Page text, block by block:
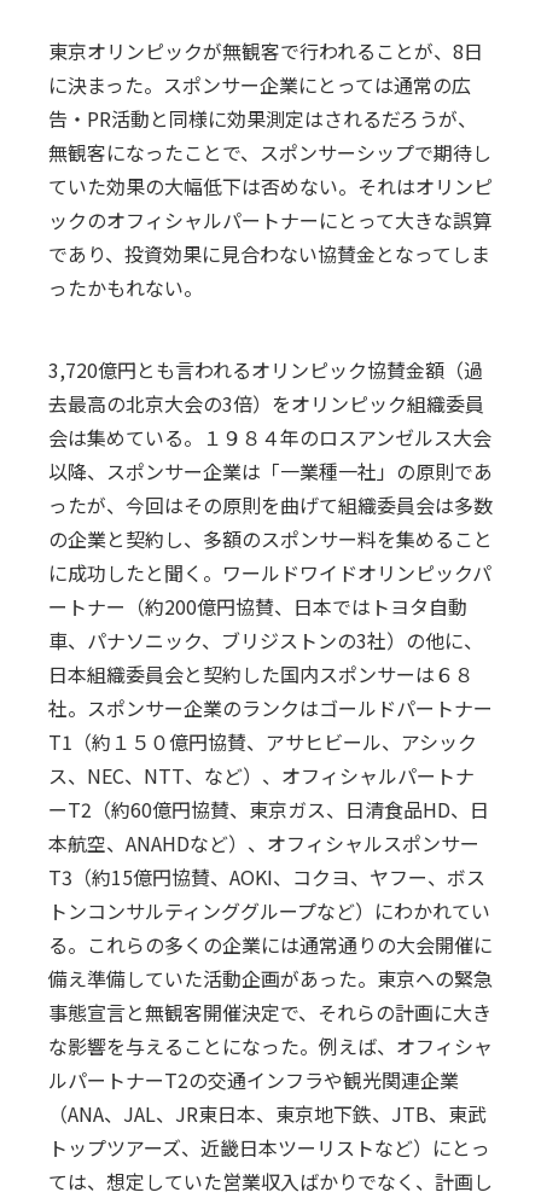
東京オリンピックが無観客で行われることが、8日
に決まった。スポンサー企業にとっては通常の広
告・PR活動と同様に効果測定はされるだろうが、
無観客になったことで、スポンサーシップで期待し
ていた効果の大幅低下は否めない。それはオリンピ
ックのオフィシャルパートナーにとって大きな誤算
であり、投資効果に見合わない協賛金となってしま
ったかもれない。
3,720億円とも言われるオリンピック協賛金額（過
去最高の北京大会の3倍）をオリンピック組織委員
会は集めている。１９８４年のロスアンゼルス大会
以降、スポンサー企業は「一業種一社」の原則であ
ったが、今回はその原則を曲げて組織委員会は多数
の企業と契約し、多額のスポンサー料を集めること
に成功したと聞く。ワールドワイドオリンピックパ
ートナー（約200億円協賛、日本ではトヨタ自動
車、パナソニック、ブリジストンの3社）の他に、
日本組織委員会と契約した国内スポンサーは６８
社。スポンサー企業のランクはゴールドパートナー
T1（約１５０億円協賛、アサヒビール、アシック
ス、NEC、NTT、など）、オフィシャルパートナ
ーT2（約60億円協賛、東京ガス、日清食品HD、日
本航空、ANAHDなど）、オフィシャルスポンサー
T3（約15億円協賛、AOKI、コクヨ、ヤフー、ボス
トンコンサルティンググループなど）にわかれてい
る。これらの多くの企業には通常通りの大会開催に
備え準備していた活動企画があった。東京への緊急
事態宣言と無観客開催決定で、それらの計画に大き
な影響を与えることになった。例えば、オフィシャ
ルパートナーT2の交通インフラや観光関連企業
（ANA、JAL、JR東日本、東京地下鉄、JTB、東武
トップツアーズ、近畿日本ツーリストなど）にとっ
ては、想定していた営業収入ばかりでなく、計画し